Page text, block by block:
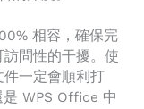
相容，確保完
問性的干擾。使
一定會順利打
WPS Office 中